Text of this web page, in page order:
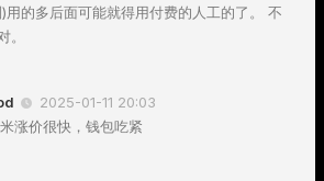
用的多后面可能就得用付费的人工的了。 不
。
2025-01-11 20:03
涨价很快，钱包吃紧